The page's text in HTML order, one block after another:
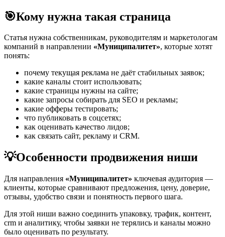
🎯Кому нужна такая страница
Статья нужна собственникам, руководителям и маркетологам
компаний в направлении «Муниципалитет», которые хотят
понять:
почему текущая реклама не даёт стабильных заявок;
какие каналы стоит использовать;
какие страницы нужны на сайте;
какие запросы собирать для SEO и рекламы;
какие офферы тестировать;
что публиковать в соцсетях;
как оценивать качество лидов;
как связать сайт, рекламу и CRM.
💡Особенности продвижения ниши
Для направления «Муниципалитет» ключевая аудитория —
клиенты, которые сравнивают предложения, цену, доверие,
отзывы, удобство связи и понятность первого шага.
Для этой ниши важно соединить упаковку, трафик, контент,
crm и аналитику, чтобы заявки не терялись и каналы можно
было оценивать по результату.